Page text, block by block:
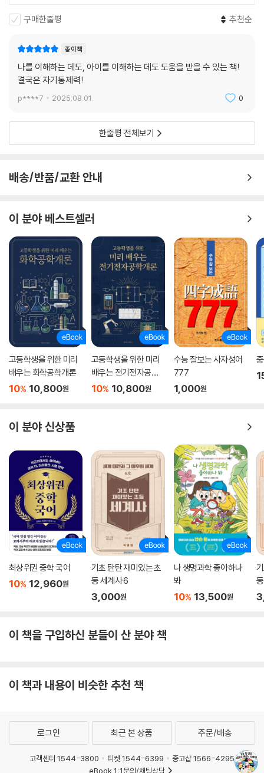
구매한줄평 추천순
종이책
나를 이해하는 데도, 아이를 이해하는 데도 도움을 받을 수 있는 책!
결국은 자기통제력!
p****7 2025.08.01. 0
한줄평 전체보기
배송/반품/교환 안내
이 분야 베스트셀러
고등학생을 위한 미리
배우는 화학공학개론
10% 10,800원
고등학생을 위한 미리
배우는 전기전자공학
개론
10% 10,800원
수능 잘보는 사자성어
777
1,000원
이 분야 신상품
최상위권 중학 국어
10% 12,960원
기초 탄탄 재미있는 초
등 세계사 6
3,000원
나 생명과학 좋아하나
봐
10% 13,500원
이 책을 구입하신 분들이 산 분야 책
이 책과 내용이 비슷한 추천 책
로그인 최근 본 상품 주문/배송
고객센터 1544-3800 티켓 1544-6399
중고샵 1566-4295
eBook 1:1문의/채팅상담